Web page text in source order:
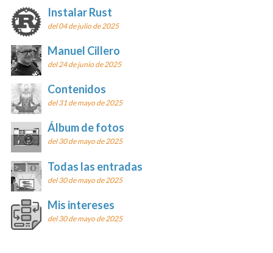
Instalar Rust
del 04 de julio de 2025
Manuel Cillero
del 24 de junio de 2025
Contenidos
del 31 de mayo de 2025
Álbum de fotos
del 30 de mayo de 2025
Todas las entradas
del 30 de mayo de 2025
Mis intereses
del 30 de mayo de 2025